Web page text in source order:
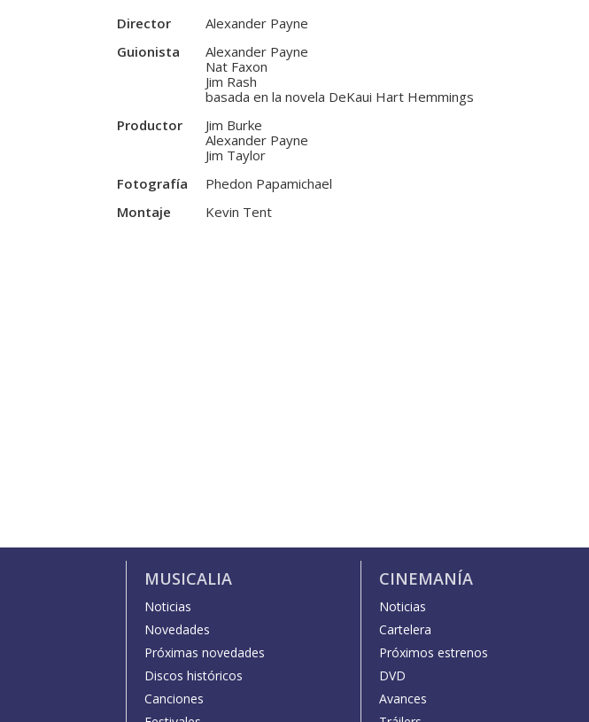
Director
Alexander Payne
Guionista
Alexander Payne
Nat Faxon
Jim Rash
basada en la novela DeKaui Hart Hemmings
Productor
Jim Burke
Alexander Payne
Jim Taylor
Fotografía
Phedon Papamichael
Montaje
Kevin Tent
MUSICALIA
Noticias
Novedades
Próximas novedades
Discos históricos
Canciones
CINEMANÍA
Noticias
Cartelera
Próximos estrenos
DVD
Avances